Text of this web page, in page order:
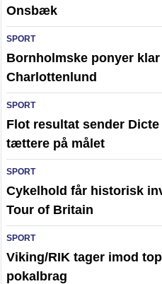
Onsbæk
SPORT
Bornholmske ponyer
Charlottenlund
SPORT
Flot resultat sender
tættere på målet
SPORT
Cykelhold får historisk
Tour of Britain
SPORT
Viking/RIK tager imod
pokalbrag